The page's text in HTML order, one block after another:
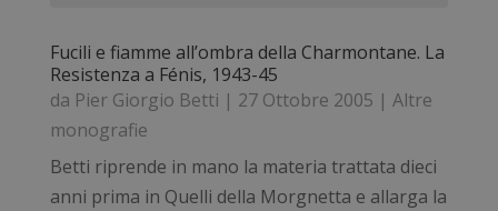
Fucili e fiamme all’ombra della Charmontane. La
Resistenza a Fénis, 1943-45
da Pier Giorgio Betti | 27 Ottobre 2005 | Altre
monografie
Betti riprende in mano la materia trattata dieci
anni prima in Quelli della Morgnetta e allarga la